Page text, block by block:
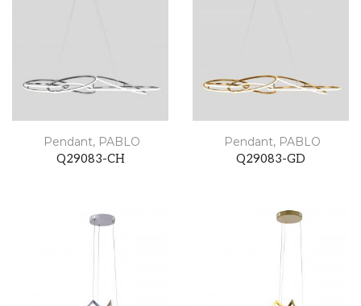
Pendant, PABLO
Q29083-CH
Pendant, PABLO
Q29083-GD